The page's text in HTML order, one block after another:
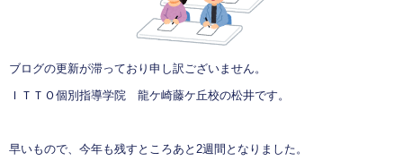
ブログの更新が滞っており申し訳ございません。
ＩＴＴＯ個別指導学院 龍ケ崎藤ケ丘校の松井です。
早いもので、今年も残すところあと2週間となりました。